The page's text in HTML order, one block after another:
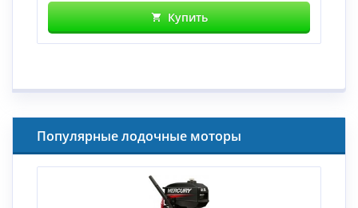
Купить
Популярные лодочные моторы